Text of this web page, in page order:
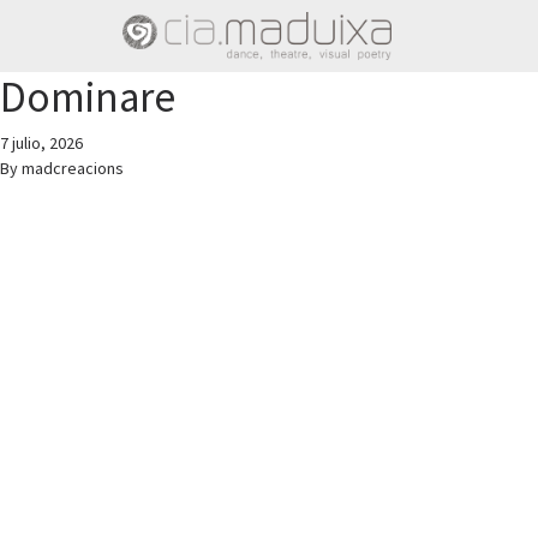
Dominare
7 julio, 2026
Bymadcreacions